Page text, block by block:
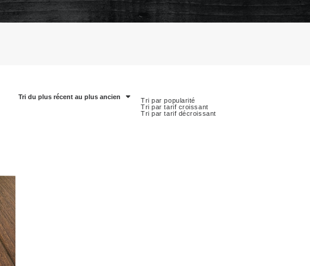
Tri du plus récent au plus ancien
Tri par popularité
Tri par tarif croissant
Tri par tarif décroissant